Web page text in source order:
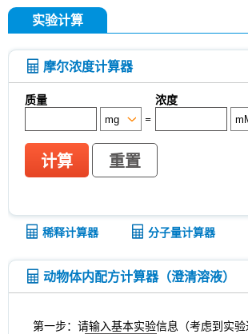
实验计算
摩尔浓度计算器
质量 浓度
=
计算 重置
稀释计算器 分子量计算器
动物体内配方计算器（澄清溶液）
第一步：请输入基本实验信息（考虑到实